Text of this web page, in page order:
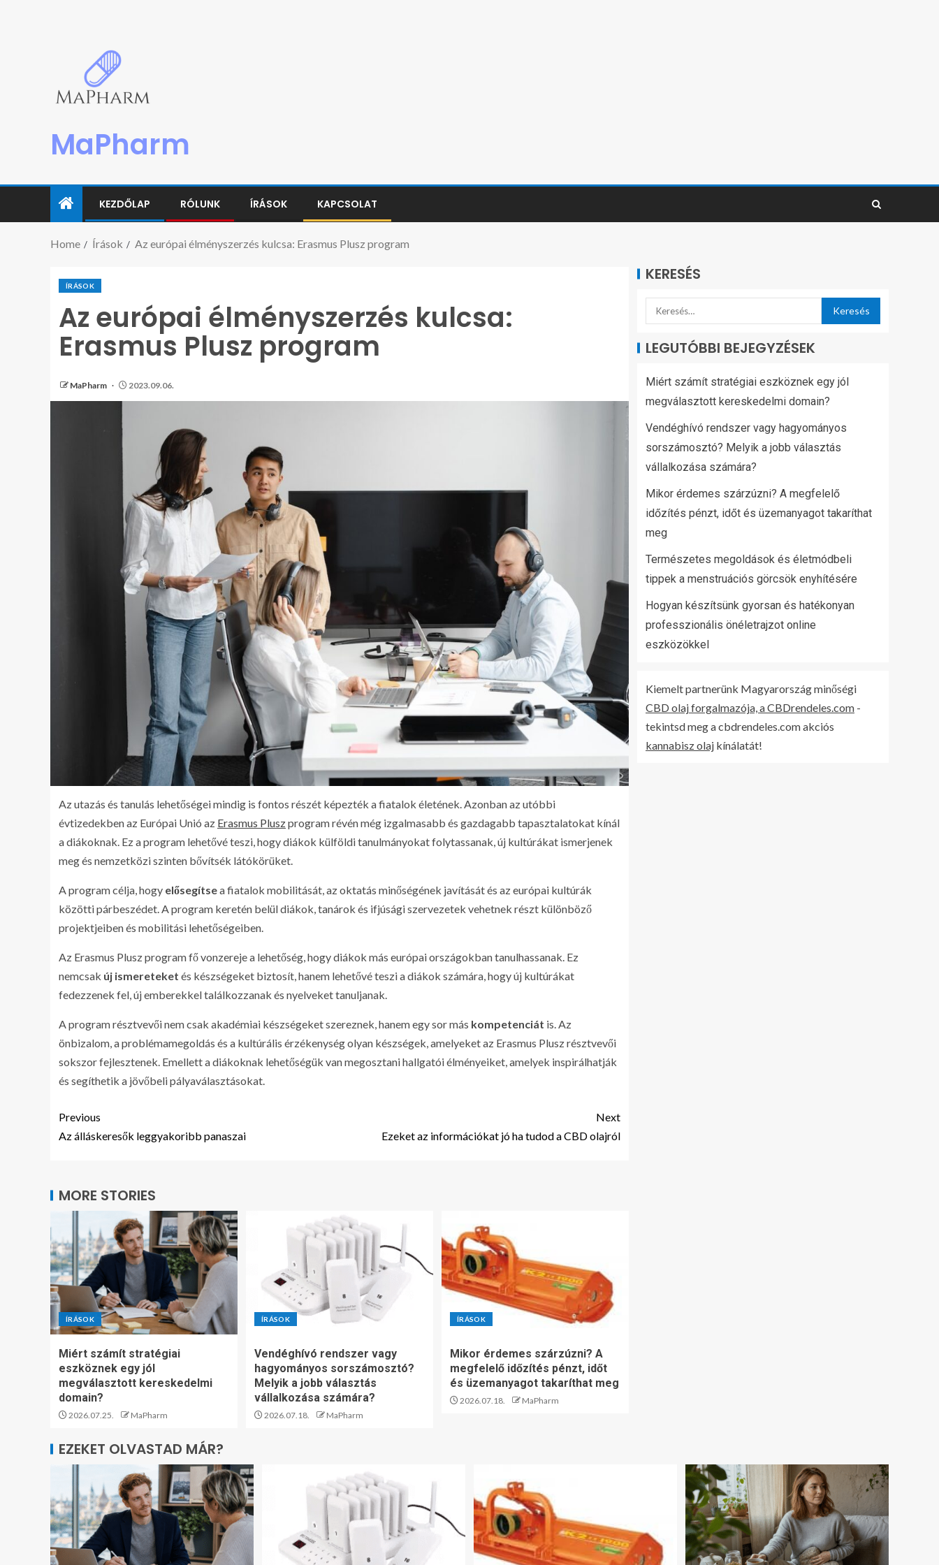
MaPharm
KEZDŐLAP RÓLUNK ÍRÁSOK KAPCSOLAT
Home Írások Az európai élményszerzés kulcsa: Erasmus Plusz program
ÍRÁSOK
Az európai élményszerzés kulcsa:
Erasmus Plusz program
MaPharm 2023.09.06.
Az utazás és tanulás lehetőségei mindig is fontos részét képezték a fiatalok életének. Azonban az utóbbi
évtizedekben az Európai Unió az Erasmus Pluszprogram révén még izgalmasabb és gazdagabb tapasztalatokat kínál
a diákoknak. Ez a program lehetővé teszi, hogy diákok külföldi tanulmányokat folytassanak, új kultúrákat ismerjenek
meg és nemzetközi szinten bővítsék látókörüket.
A program célja, hogy elősegítsea fiatalok mobilitását, az oktatás minőségének javítását és az európai kultúrák
közötti párbeszédet. A program keretén belül diákok, tanárok és ifjúsági szervezetek vehetnek részt különböző
projektjeiben és mobilitási lehetőségeiben.
Az Erasmus Plusz program fő vonzereje a lehetőség, hogy diákok más európai országokban tanulhassanak. Ez
nemcsak új ismereteket és készségeket biztosít, hanem lehetővé teszi a diákok számára, hogy új kultúrákat
fedezzenek fel, új emberekkel találkozzanak és nyelveket tanuljanak.
A program résztvevői nem csak akadémiai készségeket szereznek, hanem egy sor más kompetenciát is. Az
önbizalom, a problémamegoldás és a kultúrális érzékenység olyan készségek, amelyeket az Erasmus Plusz résztvevői
sokszor fejlesztenek. Emellett a diákoknak lehetőségük van megosztani hallgatói élményeiket, amelyek inspirálhatják
és segíthetik a jövőbeli pályaválasztásokat.
Previous
Az álláskeresők leggyakoribb panaszai
Next
Ezeket az információkat jó ha tudod a CBD olajról
MORE STORIES
ÍRÁSOK
Miért számít stratégiai
eszköznek egy jól
megválasztott kereskedelmi
domain?
2026.07.25. MaPharm
ÍRÁSOK
Vendéghívó rendszer vagy
hagyományos sorszámosztó?
Melyik a jobb választás
vállalkozása számára?
2026.07.18. MaPharm
ÍRÁSOK
Mikor érdemes szárzúzni? A
megfelelő időzítés pénzt, időt
és üzemanyagot takaríthat meg
2026.07.18. MaPharm
KERESÉS
LEGUTÓBBI BEJEGYZÉSEK
Miért számít stratégiai eszköznek egy jól
megválasztott kereskedelmi domain?
Vendéghívó rendszer vagy hagyományos
sorszámosztó? Melyik a jobb választás
vállalkozása számára?
Mikor érdemes szárzúzni? A megfelelő
időzítés pénzt, időt és üzemanyagot takaríthat
meg
Természetes megoldások és életmódbeli
tippek a menstruációs görcsök enyhítésére
Hogyan készítsünk gyorsan és hatékonyan
professzionális önéletrajzot online
eszközökkel
Kiemelt partnerünk Magyarország minőségi
CBD olaj forgalmazója, a CBDrendeles.com -
tekintsd meg a cbdrendeles.com akciós
kannabisz olaj kínálatát!
EZEKET OLVASTAD MÁR?